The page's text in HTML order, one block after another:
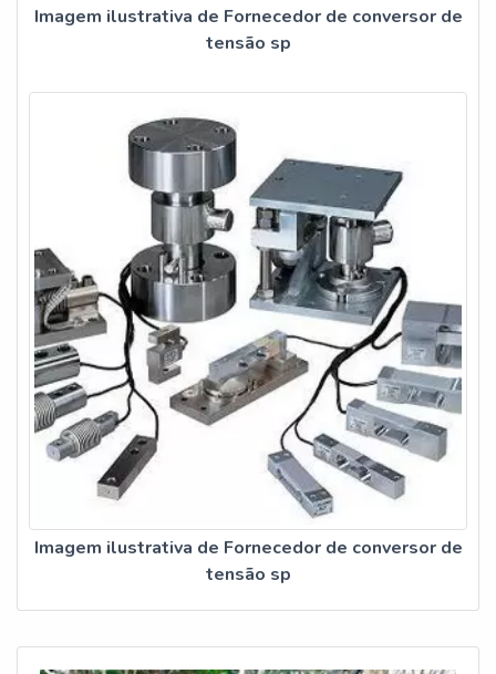
Imagem ilustrativa de Fornecedor de conversor de
tensão sp
Imagem ilustrativa de Fornecedor de conversor de
tensão sp